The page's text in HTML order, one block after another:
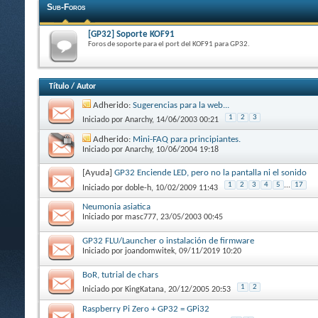
Sub-Foros
[GP32] Soporte KOF91
Foros de soporte para el port del KOF91 para GP32.
Título / Autor
Adherido: Sugerencias para la web...
Iniciado por Anarchy, 14/06/2003 00:21 1 2 3
Adherido: Mini-FAQ para principiantes.
Iniciado por Anarchy, 10/06/2004 19:18
[Ayuda] GP32 Enciende LED, pero no la pantalla ni el sonido
Iniciado por doble-h, 10/02/2009 11:43 1 2 3 4 5 ... 17
Neumonia asiatica
Iniciado por masc777, 23/05/2003 00:45
GP32 FLU/Launcher o instalación de firmware
Iniciado por joandomwitek, 09/11/2019 10:20
BoR, tutrial de chars
Iniciado por KingKatana, 20/12/2005 20:53 1 2
Raspberry Pi Zero + GP32 = GPi32